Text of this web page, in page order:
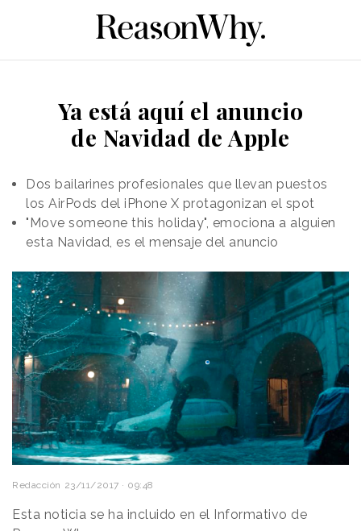
Ya está aquí el anuncio
de Navidad de Apple
Dos bailarines profesionales que llevan puestos
los AirPods del iPhone X protagonizan el spot
"Move someone this holiday", emociona a alguien
esta Navidad, es el mensaje del anuncio
Redacción 23/11/2017 · 09:48
Esta noticia se ha incluido en el Informativo de